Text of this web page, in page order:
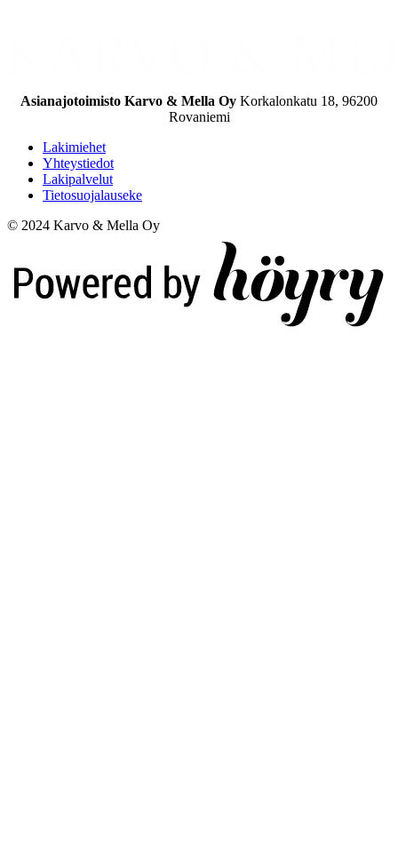
Asianajotoimisto Karvo & Mella Oy Korkalonkatu 18, 96200
Rovaniemi
Lakimiehet
Yhteystiedot
Lakipalvelut
Tietosuojalauseke
© 2024 Karvo & Mella Oy